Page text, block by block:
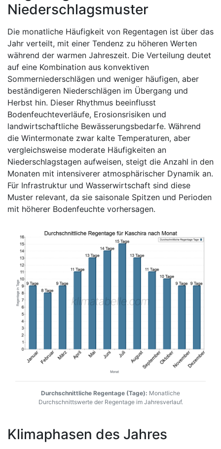
Niederschlagsmuster
Die monatliche Häufigkeit von Regentagen ist über das
Jahr verteilt, mit einer Tendenz zu höheren Werten
während der warmen Jahreszeit. Die Verteilung deutet
auf eine Kombination aus konvektiven
Sommerniederschlägen und weniger häufigen, aber
beständigeren Niederschlägen im Übergang und
Herbst hin. Dieser Rhythmus beeinflusst
Bodenfeuchteverläufe, Erosionsrisiken und
landwirtschaftliche Bewässerungsbedarfe. Während
die Wintermonate zwar kalte Temperaturen, aber
vergleichsweise moderate Häufigkeiten an
Niederschlagstagen aufweisen, steigt die Anzahl in den
Monaten mit intensiverer atmosphärischer Dynamik an.
Für Infrastruktur und Wasserwirtschaft sind diese
Muster relevant, da sie saisonale Spitzen und Perioden
mit höherer Bodenfeuchte vorhersagen.
Durchschnittliche Regentage (Tage): Monatliche
Durchschnittswerte der Regentage im Jahresverlauf.
Klimaphasen des Jahres